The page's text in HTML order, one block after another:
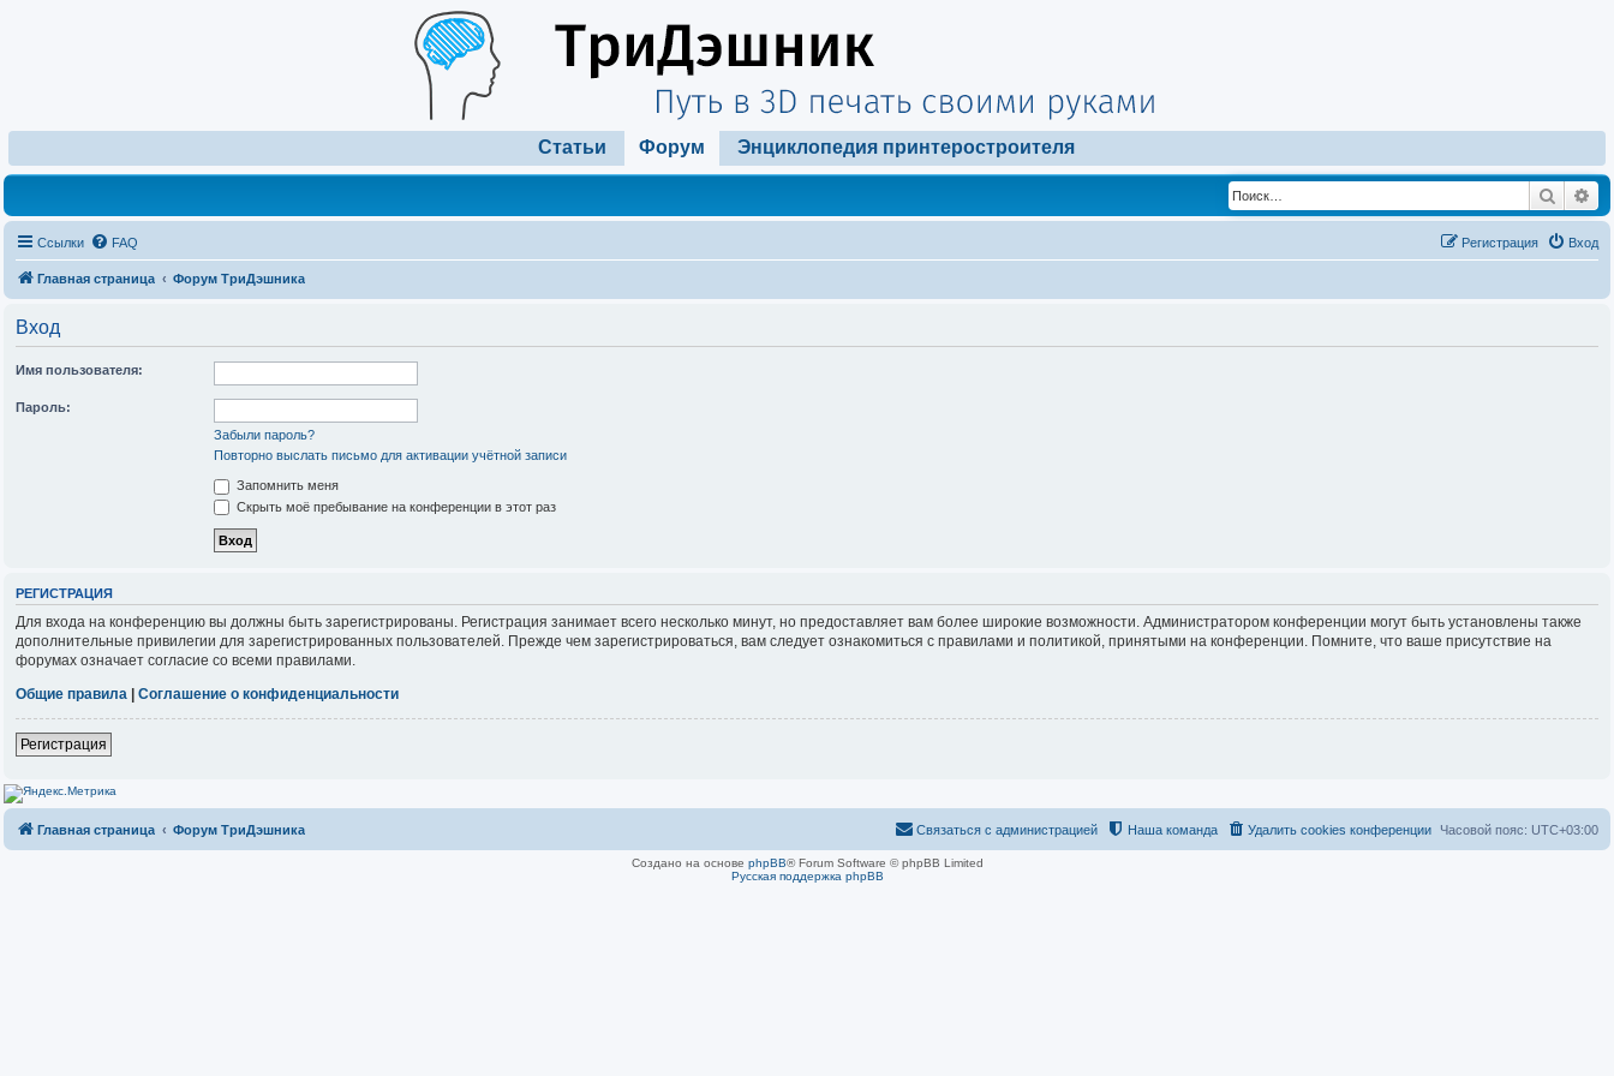
Статьи Форум Энциклопедия принтеростроителя
Поиск
Ссылки FAQ Вход
Регистрация
Главная страница Форум ТриДэшника
Вход
Имя пользователя:
Пароль:
Забыли пароль?
Повторно выслать письмо для активации учётной записи
Запомнить меня
Скрыть моё пребывание на конференции в этот раз
РЕГИСТРАЦИЯ
Для входа на конференцию вы должны быть зарегистрированы. Регистрация занимает всего несколько минут, но предоставляет вам более широкие возможности. Администратором конференции могут быть установлены также
дополнительные привилегии для зарегистрированных пользователей. Прежде чем зарегистрироваться, вам следует ознакомиться с правилами и политикой, принятыми на конференции. Помните, что ваше присутствие на
форумах означает согласие со всеми правилами.
Общие правила | Соглашение о конфиденциальности
Регистрация
Главная страница Форум ТриДэшника Часовой пояс: UTC+03:00
Удалить cookies конференции
Наша команда
Связаться с администрацией
Создано на основе phpBB® Forum Software © phpBB Limited
Русская поддержка phpBB